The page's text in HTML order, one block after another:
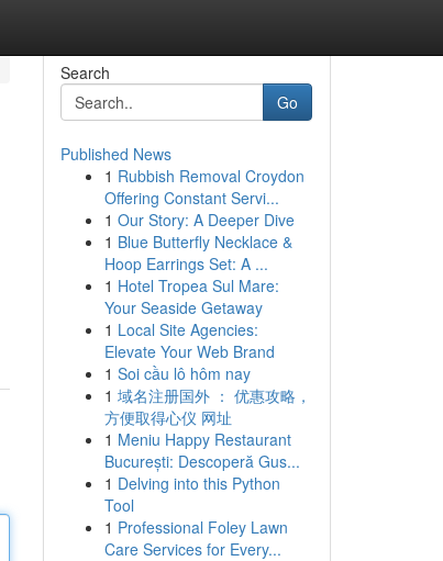
Search
Go
Published News
1 Rubbish Removal Croydon
Offering Constant Servi...
1 Our Story: A Deeper Dive
1 Blue Butterfly Necklace &
Hoop Earrings Set: A ...
1 Hotel Tropea Sul Mare:
Your Seaside Getaway
1 Local Site Agencies:
Elevate Your Web Brand
1 Soi cầu lô hôm nay
1 域名注册国外 ： 优惠攻略，
方便取得心仪 网址
1 Meniu Happy Restaurant
București: Descoperă Gus...
1 Delving into this Python
Tool
1 Professional Foley Lawn
Care Services for Every...